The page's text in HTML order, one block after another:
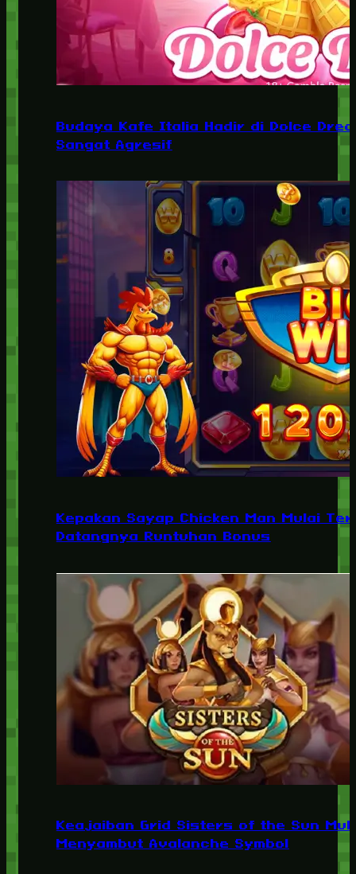
Budaya Kafe Italia Hadir di Dolce
Sangat Agresif
Kepakan Sayap Chicken Man Mulai
Datangnya Runtuhan Bonus
Keajaiban Grid Sisters of the Sun
Menyambut Avalanche Symbol